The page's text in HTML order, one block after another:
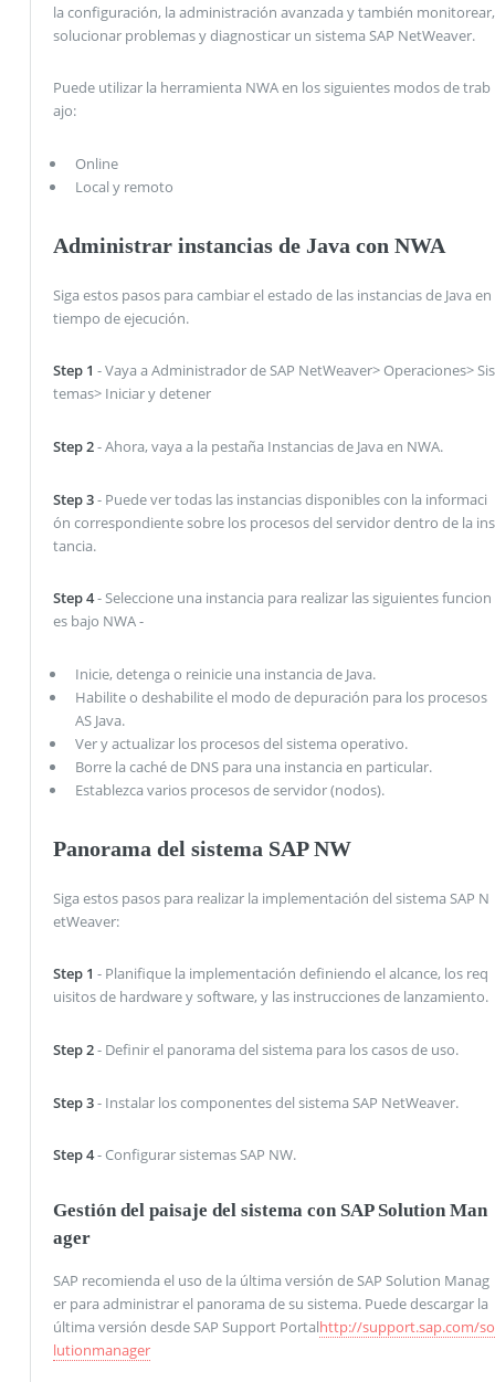
la configuración, la administración avanzada y también monitorear,
solucionar problemas y diagnosticar un sistema SAP NetWeaver.
Puede utilizar la herramienta NWA en los siguientes modos de trab
ajo:
Online
Local y remoto
Administrar instancias de Java con NWA
Siga estos pasos para cambiar el estado de las instancias de Java en
tiempo de ejecución.
Step 1 - Vaya a Administrador de SAP NetWeaver> Operaciones> Sis
temas> Iniciar y detener
Step 2- Ahora, vaya a la pestaña Instancias de Java en NWA.
Step 3- Puede ver todas las instancias disponibles con la informaci
ón correspondiente sobre los procesos del servidor dentro de la ins
tancia.
Step 4- Seleccione una instancia para realizar las siguientes funcion
es bajo NWA -
Inicie, detenga o reinicie una instancia de Java.
Habilite o deshabilite el modo de depuración para los procesos
AS Java.
Ver y actualizar los procesos del sistema operativo.
Borre la caché de DNS para una instancia en particular.
Establezca varios procesos de servidor (nodos).
Panorama del sistema SAP NW
Siga estos pasos para realizar la implementación del sistema SAP N
etWeaver:
Step 1 - Planifique la implementación definiendo el alcance, los req
uisitos de hardware y software, y las instrucciones de lanzamiento.
Step 2- Definir el panorama del sistema para los casos de uso.
Step 3- Instalar los componentes del sistema SAP NetWeaver.
Step 4- Configurar sistemas SAP NW.
Gestión del paisaje del sistema con SAP Solution Man
ager
SAP recomienda el uso de la última versión de SAP Solution Manag
er para administrar el panorama de su sistema. Puede descargar la
última versión desde SAP Support Portalhttp://support.sap.com/so
lutionmanager